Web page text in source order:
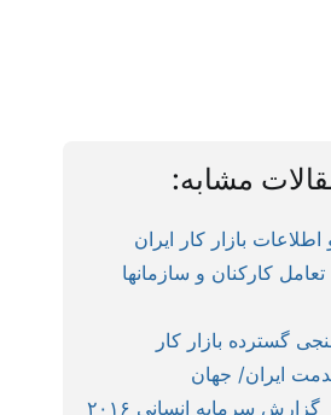
مشابه:
بازار کار ایران
کارکنان و سازمانها
گسترده بازار کار
ایران/ جهان
گزارش سرمایه انسانی ۲۰۱۶